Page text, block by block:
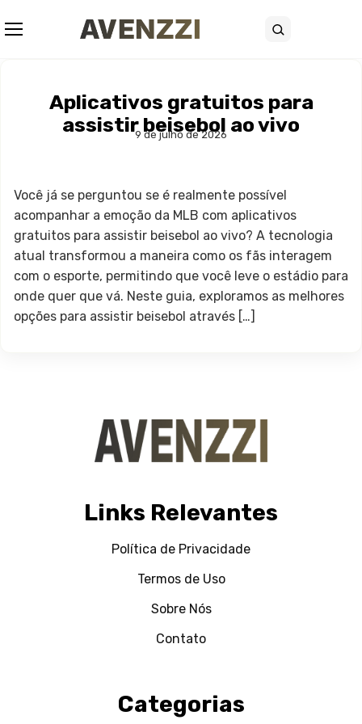
Buscar
Aplicativos gratuitos para
assistir beisebol ao vivo
9 de julho de 2026
Você já se perguntou se é realmente possível
acompanhar a emoção da MLB com aplicativos
gratuitos para assistir beisebol ao vivo? A tecnologia
atual transformou a maneira como os fãs interagem
com o esporte, permitindo que você leve o estádio para
onde quer que vá. Neste guia, exploramos as melhores
opções para assistir beisebol através […]
Links Relevantes
Política de Privacidade
Termos de Uso
Sobre Nós
Contato
Categorias